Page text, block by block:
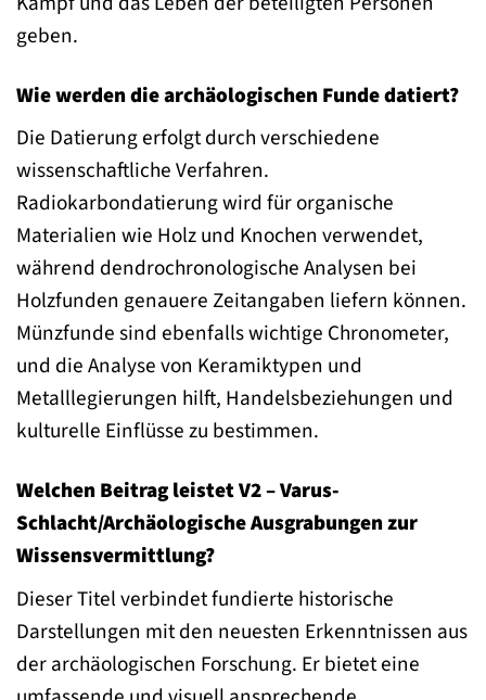
geben.
Wie werden die archäologischen Funde datiert?
Die Datierung erfolgt durch verschiedene
wissenschaftliche Verfahren.
Radiokarbondatierung wird für organische
Materialien wie Holz und Knochen verwendet,
während dendrochronologische Analysen bei
Holzfunden genauere Zeitangaben liefern können.
Münzfunde sind ebenfalls wichtige Chronometer,
und die Analyse von Keramiktypen und
Metalllegierungen hilft, Handelsbeziehungen und
kulturelle Einflüsse zu bestimmen.
Welchen Beitrag leistet V2 – Varus-
Schlacht/Archäologische Ausgrabungen zur
Wissensvermittlung?
Dieser Titel verbindet fundierte historische
Darstellungen mit den neuesten Erkenntnissen aus
der archäologischen Forschung. Er bietet eine